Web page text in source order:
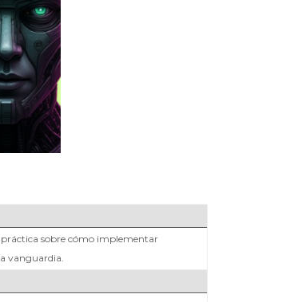
práctica sobre cómo implementar
vanguardia.